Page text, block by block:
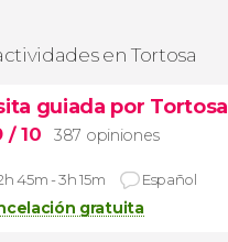
en Tortosa
guiada por Tortosa
/ 10 387 opiniones
45m - 3h 15m Español
gratuita